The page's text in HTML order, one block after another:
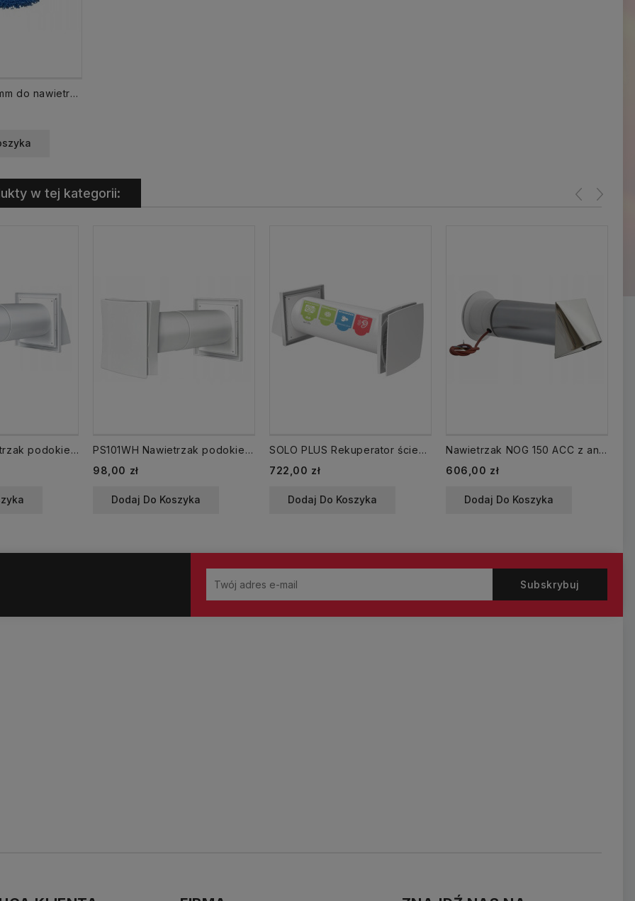
Filtr FNP fi 110 mm do nawietrzaka Darco
w tej kategorii:
PS102WH Nawietrzak podokienny nawiewnik z okapem
PS101WH Nawietrzak podokienny fi 103 mm z kratką
Cena
98,00 zł
Dodaj Do Koszyka
SOLO PLUS Rekuperator ścienny fi 100 mm higrostat + pilot
Cena
722,00 zł
Dodaj Do Koszyka
Nawietrzak NOG 150 ACC z anemostatem i filtrem i grzałką
Cena
606,00 zł
Dodaj Do Koszyka